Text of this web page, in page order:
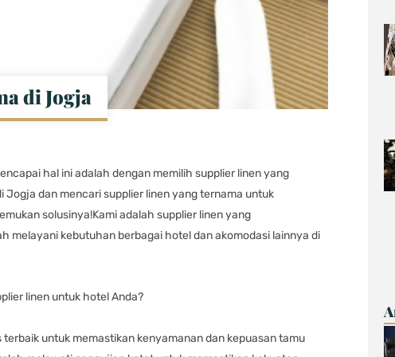
di Jogja
hal ini adalah dengan memilih supplier linen yang
dan mencari supplier linen yang ternama untuk
solusinya!Kami adalah supplier linen yang
melayani kebutuhan berbagai hotel dan akomodasi lainnya di
linen untuk hotel Anda?
untuk memastikan kenyamanan dan kepuasan tamu